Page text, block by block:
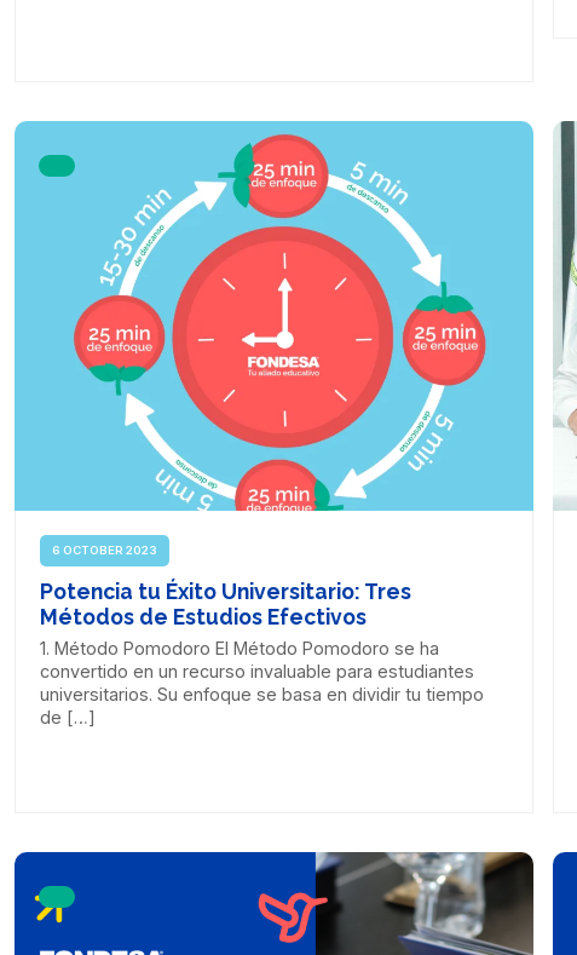
6 OCTOBER 2023
Potencia tu Éxito Universitario: Tres
Métodos de Estudios Efectivos
1. Método Pomodoro El Método Pomodoro se ha
convertido en un recurso invaluable para estudiantes
universitarios. Su enfoque se basa en dividir tu tiempo
de […]